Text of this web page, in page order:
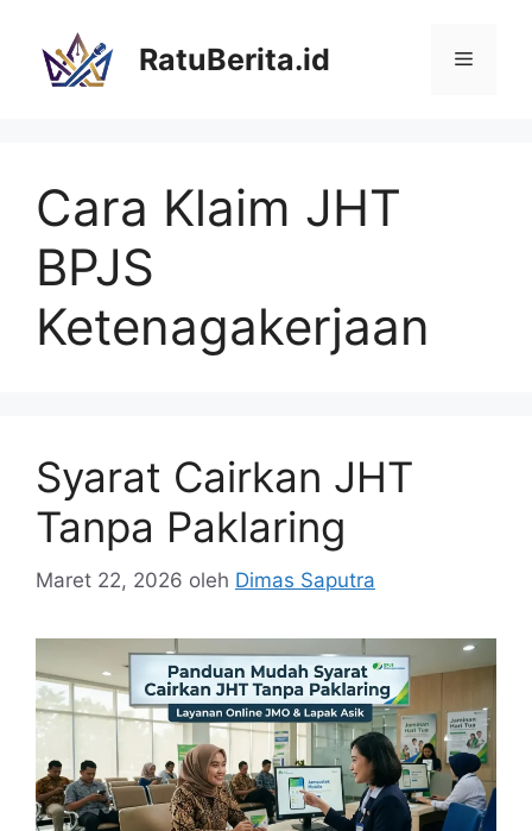
RatuBerita.id Menu
Cara Klaim JHT
BPJS
Ketenagakerjaan
Syarat Cairkan JHT
Tanpa Paklaring
Maret 22, 2026 oleh Dimas Saputra